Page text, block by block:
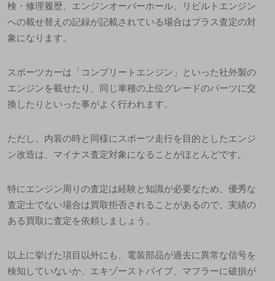
検・修理履歴、エンジンオーバーホール、リビルトエンジン
への載せ替えの記録が記載されている場合はプラス査定の対
象になります。
スポーツカーは「コンプリートエンジン」といった社外製の
エンジンを載せたり、同じ車種の上位グレードのパーツに交
換したりといった事がよく行われます。
ただし、内装の時と同様にスポーツ走行を目的としたエンジ
ン改造は、マイナス査定対象になることがほとんどです。
特にエンジン周りの査定は経験と知識が必要なため、優秀な
査定士でない場合は買取拒否されることがあるので、実績の
ある買取に査定を依頼しましょう。
以上に挙げた項目以外にも、電装部品が過去に異常な信号を
検知していないか、エキゾーストパイプ、マフラーに破損が